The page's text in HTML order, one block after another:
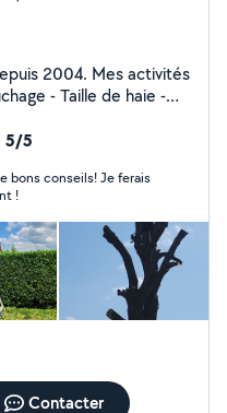
Mes activités
Nettoyage -
devis gratuit - Travail de qualité - Artisan passionné
5/5
bons conseils! Je ferais
!
Contacter